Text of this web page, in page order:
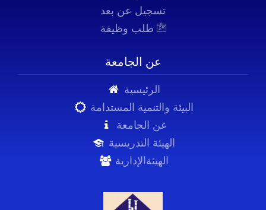
تسجيل عن بعد
عن الجامعة
الرئيسية
البيئة والتنمية المستدامة
عن الجامعة
الهيئة التدريسية
الهيئةالإدارية